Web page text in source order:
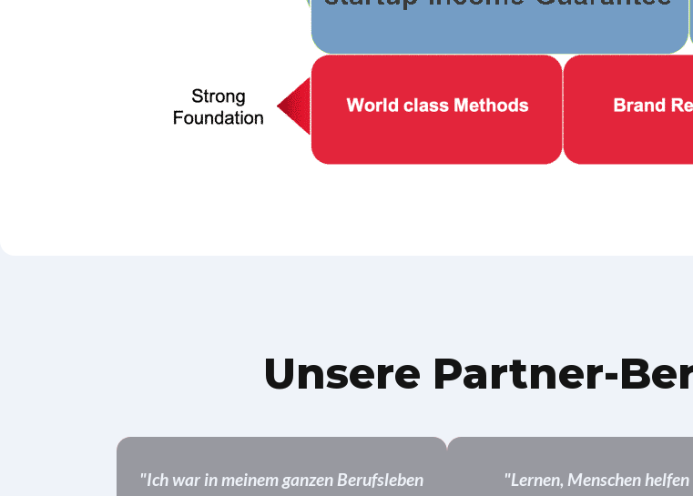
Unsere Partner-
"Ich war in meinem ganzen Berufsleben
"Lernen, Menschen